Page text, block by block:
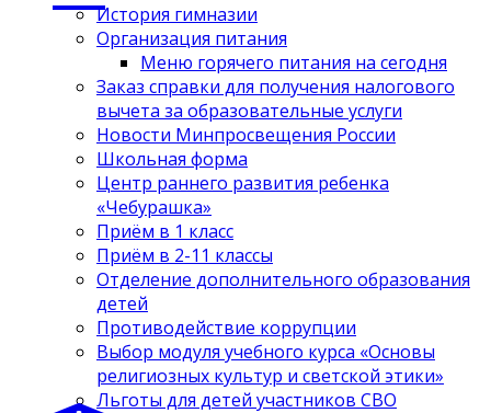
История гимназии
Организация питания
Меню горячего питания на сегодня
Заказ справки для получения налогового
вычета за образовательные услуги
Новости Минпросвещения России
Школьная форма
Центр раннего развития ребенка
«Чебурашка»
Приём в 1 класс
Приём в 2-11 классы
Отделение дополнительного образования
детей
Противодействие коррупции
Выбор модуля учебного курса «Основы
религиозных культур и светской этики»
Льготы для детей участников СВО